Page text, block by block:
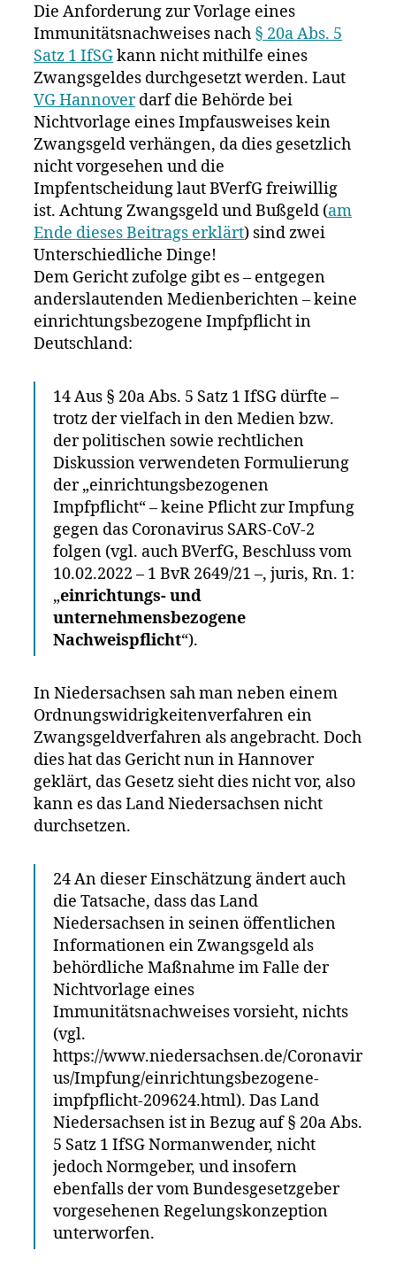
Die Anforderung zur Vorlage eines
Immunitätsnachweises nach § 20a Abs. 5
Satz 1 IfSGkann nicht mithilfe eines
Zwangsgeldes durchgesetzt werden. Laut
VG Hannoverdarf die Behörde bei
Nichtvorlage eines Impfausweises kein
Zwangsgeld verhängen, da dies gesetzlich
nicht vorgesehen und die
Impfentscheidung laut BVerfG freiwillig
ist. Achtung Zwangsgeld und Bußgeld (am
Ende dieses Beitrags erklärt) sind zwei
Unterschiedliche Dinge!
Dem Gericht zufolge gibt es – entgegen
anderslautenden Medienberichten – keine
einrichtungsbezogene Impfpflicht in
Deutschland:
14 Aus § 20a Abs. 5 Satz 1 IfSG dürfte –
trotz der vielfach in den Medien bzw.
der politischen sowie rechtlichen
Diskussion verwendeten Formulierung
der „einrichtungsbezogenen
Impfpflicht“ – keine Pflicht zur Impfung
gegen das Coronavirus SARS-CoV-2
folgen (vgl. auch BVerfG, Beschluss vom
10.02.2022 – 1 BvR 2649/21 –, juris, Rn. 1:
„einrichtungs- und
unternehmensbezogene
Nachweispflicht“).
In Niedersachsen sah man neben einem
Ordnungswidrigkeitenverfahren ein
Zwangsgeldverfahren als angebracht. Doch
dies hat das Gericht nun in Hannover
geklärt, das Gesetz sieht dies nicht vor, also
kann es das Land Niedersachsen nicht
durchsetzen.
24 An dieser Einschätzung ändert auch
die Tatsache, dass das Land
Niedersachsen in seinen öffentlichen
Informationen ein Zwangsgeld als
behördliche Maßnahme im Falle der
Nichtvorlage eines
Immunitätsnachweises vorsieht, nichts
(vgl.
https://www.niedersachsen.de/Coronavir
us/Impfung/einrichtungsbezogene-
impfpflicht-209624.html). Das Land
Niedersachsen ist in Bezug auf § 20a Abs.
5 Satz 1 IfSG Normanwender, nicht
jedoch Normgeber, und insofern
ebenfalls der vom Bundesgesetzgeber
vorgesehenen Regelungskonzeption
unterworfen.